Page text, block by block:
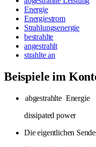
Energie
Energiestrom
Strahlungsenergie
bestrahlte
angestrahlt
strahlte an
Beispiele im
abgestrahlte Energie
dissipated power
Die eigentlichen